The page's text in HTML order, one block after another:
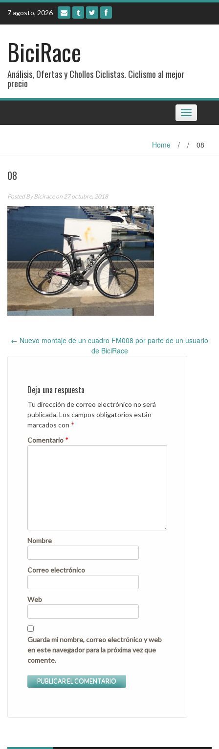
Skip
content
7 agosto, 2026
BiciRace
Análisis, Ofertas y Chollos Ciclistas. Ciclismo al mejor
precio
Toggle
navigation
Home / / 08
08
Posted ByBiciraceon 27 octubre, 2018
navigation
← Nuevo montaje de un cuadro FM008 por parte de un usuario
de BiciRace
Deja una respuesta
Tu dirección de correo electrónico no será
publicada.Los campos obligatorios están
marcados con *
Comentario *
Nombre
Correo electrónico
Web
Guarda mi nombre, correo electrónico y web
en este navegador para la próxima vez que
comente.